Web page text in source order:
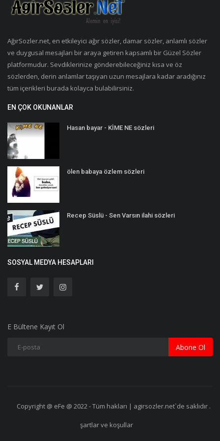
AğırSozler.net, en etkileyici ağır sözler, damar sözler, anlamlı sözler
ve duygusal mesajları bir araya getiren kapsamlı bir Güzel Sözler
platformudur. Sevdiklerinize gönderebileceğiniz kısa ve öz
sözlerden, derin anlamlar taşıyan uzun mesajlara kadar aradığınız
tüm içerikleri burada kolayca bulabilirsiniz.
EN ÇOK OKUNANLAR
Hasan bayar - KİME NE sözleri
ölen babaya özlem sözleri
Recep Süslü - Sen Varsın ilahi sözleri
SOSYAL MEDYA HESAPLARI
E Bültene Kayıt Ol
Abone Ol
Copyright @ eFe @ 2022 - Tüm hakları | agirsozler.net`de saklıdır .
şartlar ve koşullar